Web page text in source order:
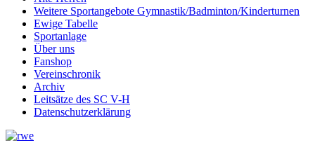
Weitere Sportangebote Gymnastik/Badminton/Kinderturnen
Ewige Tabelle
Sportanlage
Über uns
Fanshop
Vereinschronik
Archiv
Leitsätze des SC V-H
Datenschutzerklärung